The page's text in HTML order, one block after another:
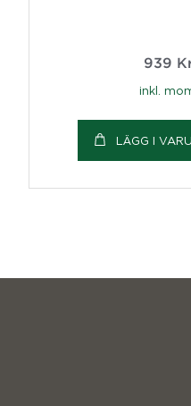
939
inkl.
LÄGG I